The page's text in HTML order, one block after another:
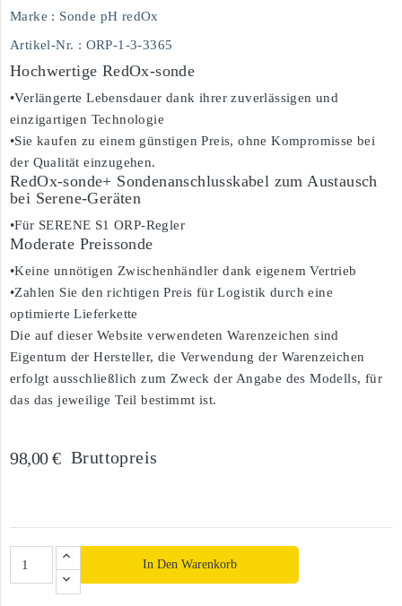
Marke : Sonde pH redOx
Artikel-Nr. : ORP-1-3-3365
Hochwertige RedOx-sonde
•Verlängerte Lebensdauer dank ihrer zuverlässigen und
einzigartigen Technologie
•Sie kaufen zu einem günstigen Preis, ohne Kompromisse bei
der Qualität einzugehen.
RedOx-sonde+ Sondenanschlusskabel zum Austausch
bei Serene-Geräten
•Für SERENE S1 ORP-Regler
Moderate Preissonde
•Keine unnötigen Zwischenhändler dank eigenem Vertrieb
•Zahlen Sie den richtigen Preis für Logistik durch eine
optimierte Lieferkette
Die auf dieser Website verwendeten Warenzeichen sind
Eigentum der Hersteller, die Verwendung der Warenzeichen
erfolgt ausschließlich zum Zweck der Angabe des Modells, für
das das jeweilige Teil bestimmt ist.
98,00 € Bruttopreis
In Den Warenkorb